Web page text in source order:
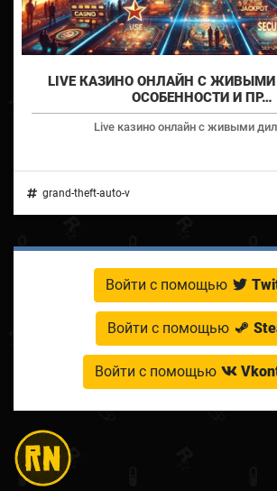
LIVE КАЗИНО ОНЛАЙН С
ОСОБЕННОСТИ И ПР…
Live казино онлайн с живыми
grand-theft-auto-v
Войти с помощью
Войти с помощью
Войти с помощью